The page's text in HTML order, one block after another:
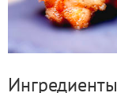
Ингредиенты